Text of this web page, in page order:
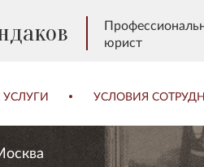
юрист
УСЛОВИЯ